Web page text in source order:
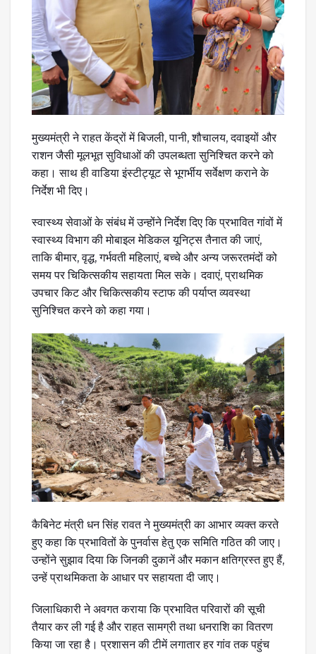
मुख्यमंत्री ने राहत केंद्रों में बिजली, पानी, शौचालय, दवाइयों और
राशन जैसी मूलभूत सुविधाओं की उपलब्धता सुनिश्चित करने को
कहा। साथ ही वाडिया इंस्टीट्यूट से भूगर्भीय सर्वेक्षण कराने के
निर्देश भी दिए।
स्वास्थ्य सेवाओं के संबंध में उन्होंने निर्देश दिए कि प्रभावित गांवों में
स्वास्थ्य विभाग की मोबाइल मेडिकल यूनिट्स तैनात की जाएं,
ताकि बीमार, वृद्ध, गर्भवती महिलाएं, बच्चे और अन्य जरूरतमंदों को
समय पर चिकित्सकीय सहायता मिल सके। दवाएं, प्राथमिक
उपचार किट और चिकित्सकीय स्टाफ की पर्याप्त व्यवस्था
सुनिश्चित करने को कहा गया।
कैबिनेट मंत्री धन सिंह रावत ने मुख्यमंत्री का आभार व्यक्त करते
हुए कहा कि प्रभावितों के पुनर्वास हेतु एक समिति गठित की जाए।
उन्होंने सुझाव दिया कि जिनकी दुकानें और मकान क्षतिग्रस्त हुए हैं,
उन्हें प्राथमिकता के आधार पर सहायता दी जाए।
जिलाधिकारी ने अवगत कराया कि प्रभावित परिवारों की सूची
तैयार कर ली गई है और राहत सामग्री तथा धनराशि का वितरण
किया जा रहा है। प्रशासन की टीमें लगातार हर गांव तक पहुंच